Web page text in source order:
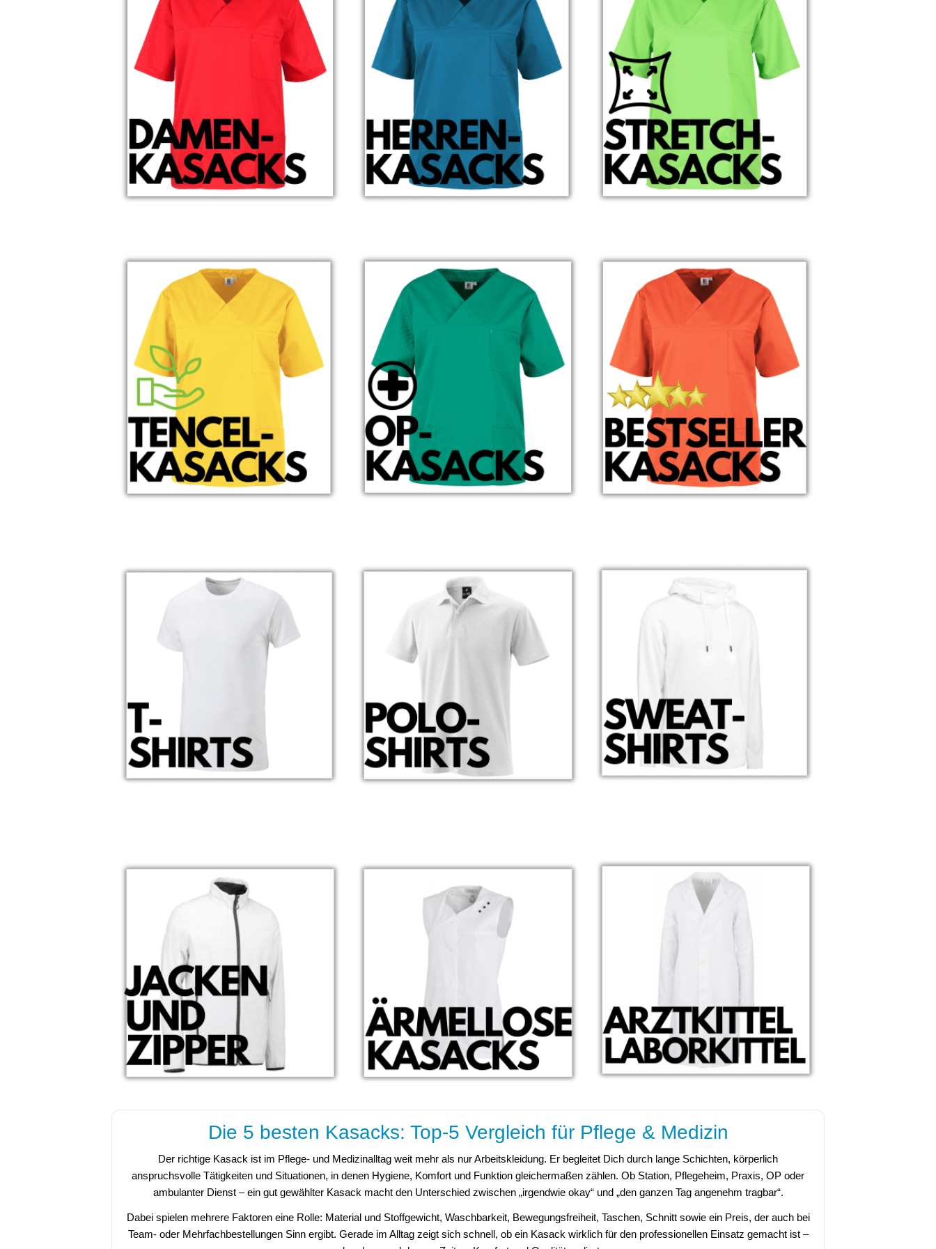
Die 5 besten Kasacks: Top-5 Vergleich für Pflege & Medizin
Der richtige Kasack ist im Pflege- und Medizinalltag weit mehr als nur Arbeitskleidung. Er begleitet Dich durch lange Schichten, körperlich
anspruchsvolle Tätigkeiten und Situationen, in denen Hygiene, Komfort und Funktion gleichermaßen zählen. Ob Station, Pflegeheim, Praxis, OP oder
ambulanter Dienst – ein gut gewählter Kasack macht den Unterschied zwischen „irgendwie okay“ und „den ganzen Tag angenehm tragbar“.
Dabei spielen mehrere Faktoren eine Rolle: Material und Stoffgewicht, Waschbarkeit, Bewegungsfreiheit, Taschen, Schnitt sowie ein Preis, der auch bei
Team- oder Mehrfachbestellungen Sinn ergibt. Gerade im Alltag zeigt sich schnell, ob ein Kasack wirklich für den professionellen Einsatz gemacht ist –